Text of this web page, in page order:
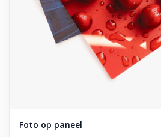
Foto op paneel